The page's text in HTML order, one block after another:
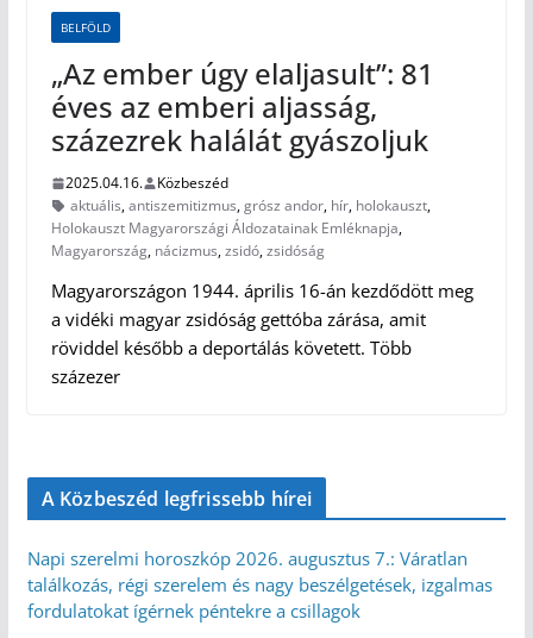
BELFÖLD
„Az ember úgy elaljasult”: 81
éves az emberi aljasság,
százezrek halálát gyászoljuk
2025.04.16.
Közbeszéd
aktuális,antiszemitizmus,grósz andor, hír, holokauszt,
Holokauszt Magyarországi Áldozatainak Emléknapja,
Magyarország, nácizmus,zsidó,zsidóság
Magyarországon 1944. április 16-án kezdődött meg
a vidéki magyar zsidóság gettóba zárása, amit
röviddel később a deportálás követett. Több
százezer
A Közbeszéd legfrissebb hírei
Napi szerelmi horoszkóp 2026. augusztus 7.: Váratlan
találkozás, régi szerelem és nagy beszélgetések, izgalmas
fordulatokat ígérnek péntekre a csillagok